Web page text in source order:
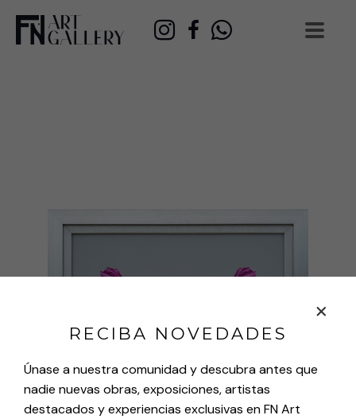
RECIBA NOVEDADES
Únase a nuestra comunidad y descubra antes que
nadie nuevas obras, exposiciones, artistas
destacados y experiencias exclusivas en FN Art